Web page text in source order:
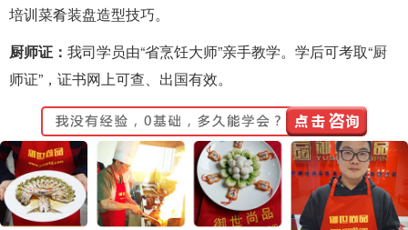
培训菜肴装盘造型技巧。
厨师证： 我司学员由“省烹饪大师”亲手教学。学后可考取“厨
师证”，证书网上可查、出国有效。